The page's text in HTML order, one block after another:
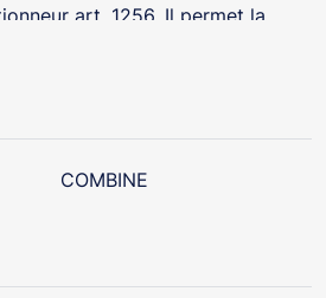
art. 1256. Il permet la
palière et la répétition de
désiré. Pas de possibilité
ou des leds supplémentaires.
COMBINE